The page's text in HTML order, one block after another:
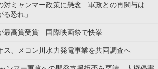
対ミャンマー政策に懸念 軍政との再関与は
る恐れ」
最高賞受賞 国際映画祭で快挙
ス、メコン川水力発電事業を共同調査へ